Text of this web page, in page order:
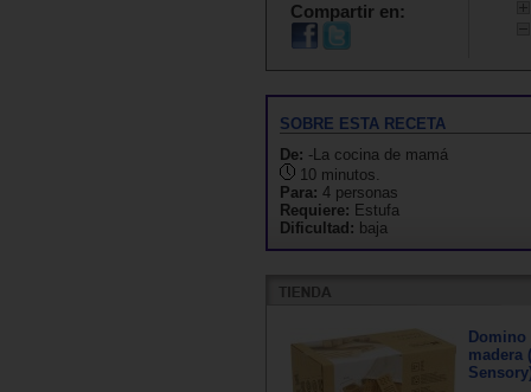
Compartir en:
SOBRE ESTA RECETA
De: -La cocina de mamá
10 minutos.
Para: 4 personas
Requiere: Estufa
Dificultad: baja
madera